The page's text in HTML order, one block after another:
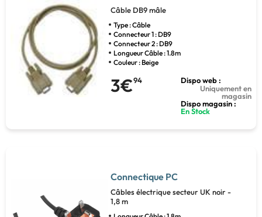
Câble DB9 mâle
Type : Câble
Connecteur 1 : DB9
Connecteur 2 : DB9
Longueur Câble : 1.8m
Couleur : Beige
3€94
Dispo web :
Uniquement en
magasin
Dispo magasin :
En Stock
Connectique PC
Câbles électrique secteur UK noir -
1,8 m